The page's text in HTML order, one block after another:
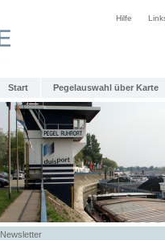
Hilfe
Start Pegelauswahl über Karte
Newsletter